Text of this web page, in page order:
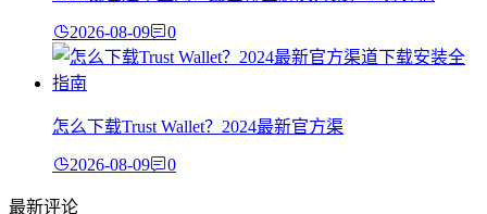
2026-08-09 0
怎么下载Trust Wallet？2024最新官方渠
2026-08-09 0
最新评论